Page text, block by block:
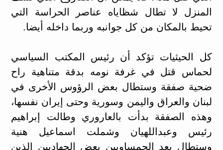
المنزل لا تطال شظاياه عناصر الحراسة التي
تحيط بالمكان من كل جوانبه وربما داخله أيضا.
كل الحيثيات تؤكد أن رئيس المكتب السياسي
لحماس قتل في غرفة نومه بدقة متناهية راح
ضحية صفقة وستطال بعض الرؤوس الأخرى في
لبنان والعراق واليمن وسورية وحتى إيران نفسها،
وهذه الصفقة بدأت بالعاروري وطالت إبراهيم
رئيس وعبداللهيان وشملت اسماعيل هنية
وستطال بعد الحمساويين بعض الجهاديين الذين